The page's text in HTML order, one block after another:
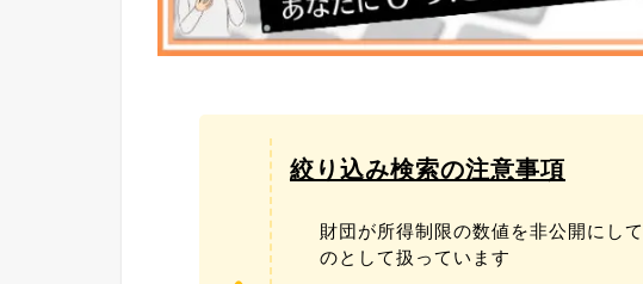
絞り込み検索の注意事項
財団が所得制限の数値を非公開にし
のとして扱っています